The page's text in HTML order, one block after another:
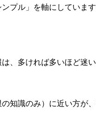
プル」を軸にしています
、多ければ多いほど迷
知識のみ）に近い方が